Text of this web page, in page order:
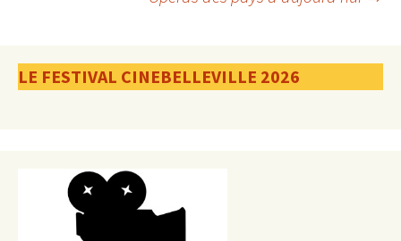
articles
LE FESTIVAL CINEBELLEVILLE 2026